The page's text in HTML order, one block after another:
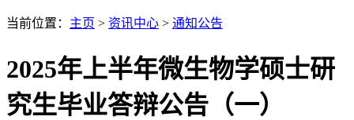
当前位置： 主页 > 资讯中心 > 通知公告
2025年上半年微生物学硕士研
究生毕业答辩公告（一）